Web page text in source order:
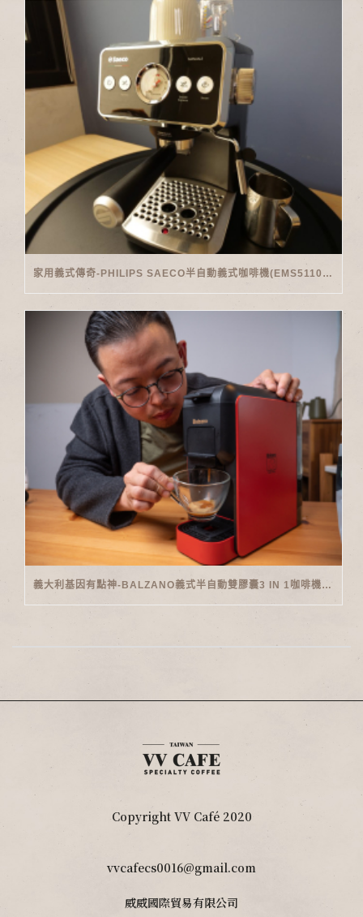
家用義式傳奇-PHILIPS SAECO半自動義式咖啡機(EMS5110)開箱
義大利基因有點神-BALZANO義式半自動雙膠囊3 IN 1咖啡機開箱
Copyright VV Café 2020
vvcafecs0016@gmail.com
威威國際貿易有限公司